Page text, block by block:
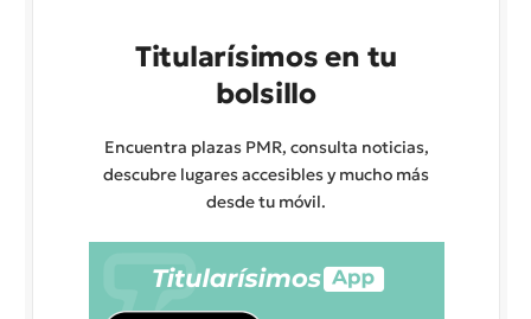
Titularísimos en tu
bolsillo
Encuentra plazas PMR, consulta noticias,
descubre lugares accesibles y mucho más
desde tu móvil.